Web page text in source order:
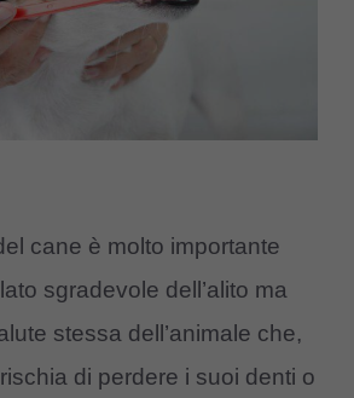
cane è molto importante
sgradevole dell’alito ma
stessa dell’animale che,
di perdere i suoi denti o